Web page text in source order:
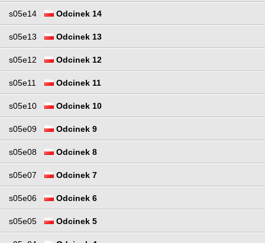
s05e14 Odcinek 14
s05e13 Odcinek 13
s05e12 Odcinek 12
s05e11 Odcinek 11
s05e10 Odcinek 10
s05e09 Odcinek 9
s05e08 Odcinek 8
s05e07 Odcinek 7
s05e06 Odcinek 6
s05e05 Odcinek 5